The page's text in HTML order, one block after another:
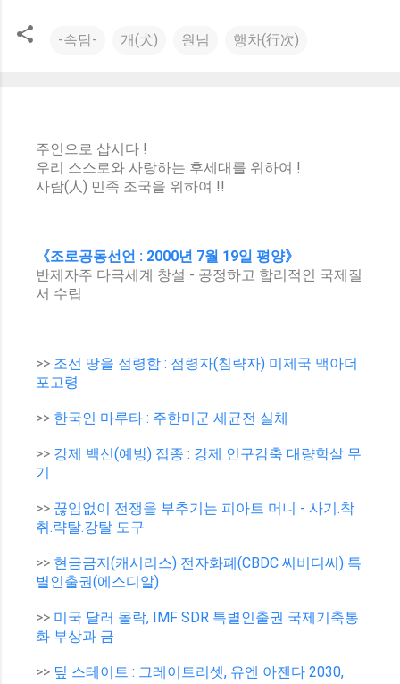
-속담- 개(犬) 원님 행차(行次)
주인으로 삽시다 !
우리 스스로와 사랑하는 후세대를 위하여 !
사람(人) 민족 조국을 위하여 !!
《조로공동선언 : 2000년 7월 19일 평양》
반제자주 다극세계 창설 - 공정하고 합리적인 국제질
서 수립
>> 조선 땅을 점령함 : 점령자(침략자) 미제국 맥아더
포고령
>> 한국인 마루타 : 주한미군 세균전 실체
>> 강제 백신(예방) 접종 : 강제 인구감축 대량학살 무
기
>> 끊임없이 전쟁을 부추기는 피아트 머니 - 사기.착
취.략탈.강탈 도구
>> 현금금지(캐시리스) 전자화폐(CBDC 씨비디씨) 특
별인출권(에스디알)
>> 미국 달러 몰락, IMF SDR 특별인출권 국제기축통
화 부상과 금
>> 딮 스테이트 : 그레이트리셋, 유엔 아젠다 2030,